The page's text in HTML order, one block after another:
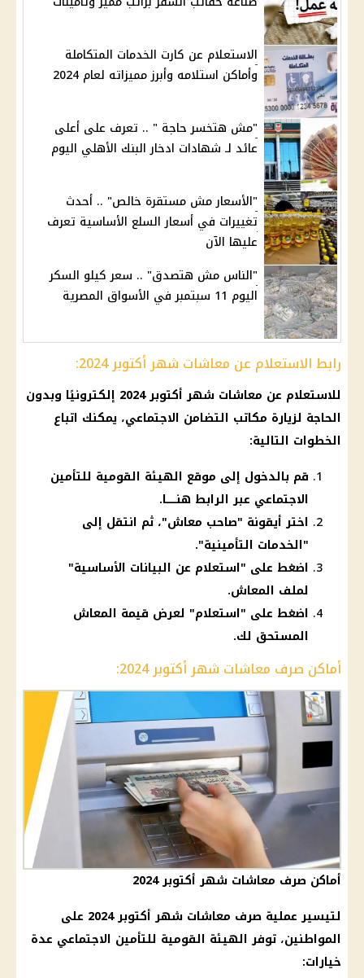
الاستعلام عن كارت الخدمات المتكاملة
وأماكن استلامه وأبرز مميزاته لعام 2024
"مش هتخسر حاجة " .. تعرف على أعلى
عائد لـ شهادات ادخار البنك الأهلي اليوم
"الأسعار مش مستقرة خالص" .. أحدث
تغييرات في أسعار السلع الأساسية تعرف
عليها الآن
"الناس مش هتصدق" .. سعر كيلو السكر
اليوم 11 سبتمبر في الأسواق المصرية
رابط الاستعلام عن معاشات شهر أكتوبر 2024:
للاستعلام عن معاشات شهر أكتوبر 2024
إلكترونيًا وبدون
الحاجة لزيارة مكاتب التضامن الاجتماعي، يمكنك اتباع
الخطوات التالية:
قم بالدخول إلى موقع الهيئة القومية للتأمين
الاجتماعي عبر الرابط هنــــــا.
اختر أيقونة "صاحب معاش"، ثم انتقل إلى
"الخدمات التأمينية".
اضغط على "استعلام عن البيانات الأساسية"
لملف المعاش.
اضغط على "استعلام" لعرض قيمة المعاش
المستحق لك.
أماكن صرف معاشات شهر أكتوبر 2024:
أماكن صرف معاشات شهر أكتوبر 2024
لتيسير عملية صرف معاشات شهر أكتوبر 2024
على
المواطنين، توفر الهيئة القومية للتأمين الاجتماعي عدة
خيارات: